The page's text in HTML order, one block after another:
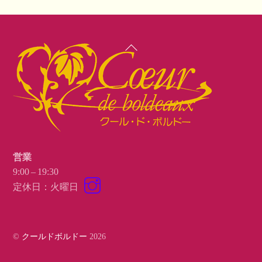
Back
To
Top
営業
9:00 – 19:30
定休日：火曜日
© クールドボルドー 2026